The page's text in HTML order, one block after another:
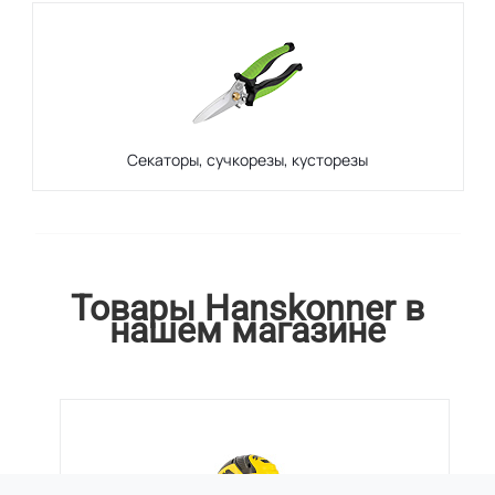
Секаторы, сучкорезы, кусторезы
Товары Hanskonner в
нашем магазине